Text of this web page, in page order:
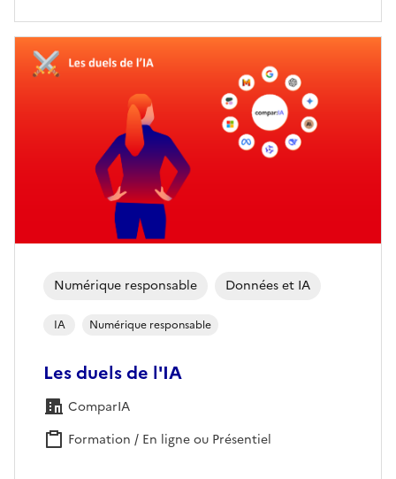
Numérique responsable Données et IA
IA Numérique responsable
Les duels de l'IA
ComparIA
Formation / En ligne ou Présentiel